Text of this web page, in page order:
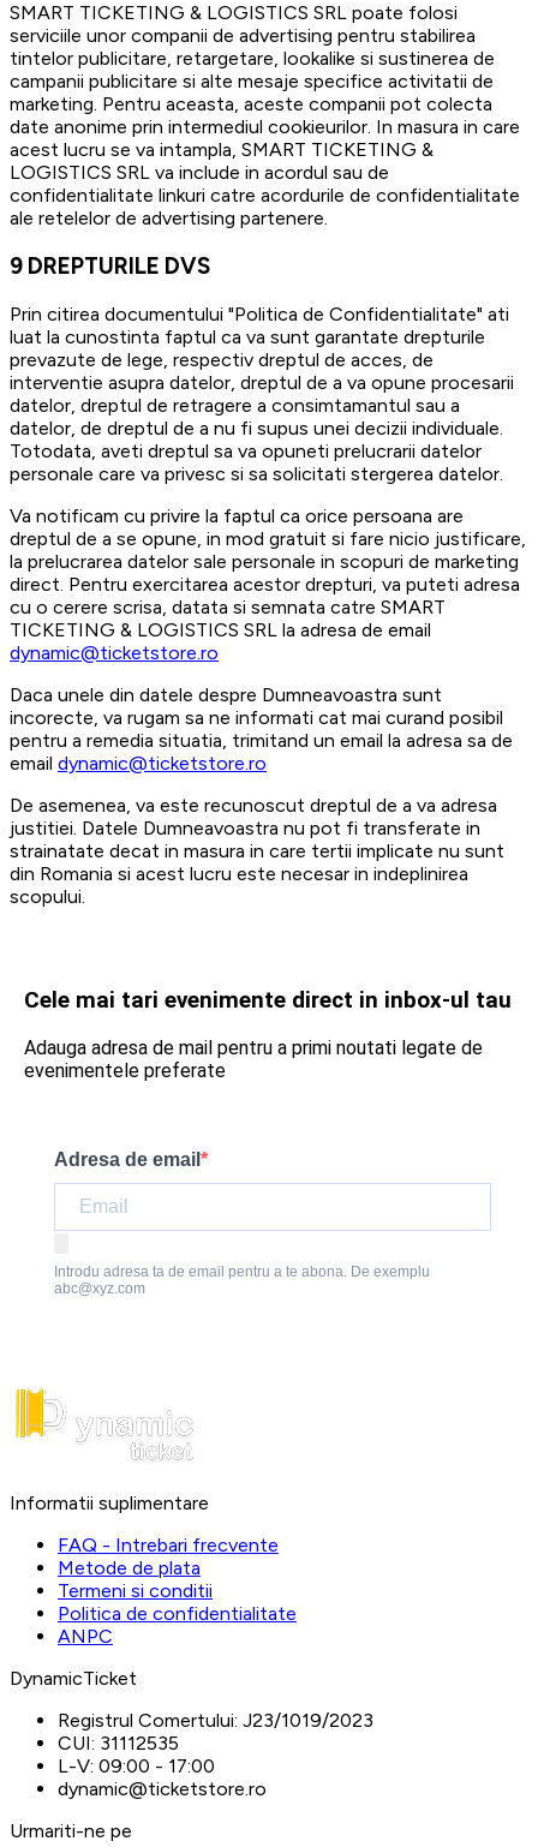
SMART TICKETING & LOGISTICS SRL poate folosi
serviciile unor companii de advertising pentru stabilirea
tintelor publicitare, retargetare, lookalike si sustinerea de
campanii publicitare si alte mesaje specifice activitatii de
marketing. Pentru aceasta, aceste companii pot colecta
date anonime prin intermediul cookieurilor. In masura in care
acest lucru se va intampla, SMART TICKETING &
LOGISTICS SRL va include in acordul sau de
confidentialitate linkuri catre acordurile de confidentialitate
ale retelelor de advertising partenere.
9 DREPTURILE DVS
Prin citirea documentului "Politica de Confidentialitate" ati
luat la cunostinta faptul ca va sunt garantate drepturile
prevazute de lege, respectiv dreptul de acces, de
interventie asupra datelor, dreptul de a va opune procesarii
datelor, dreptul de retragere a consimtamantul sau a
datelor, de dreptul de a nu fi supus unei decizii individuale.
Totodata, aveti dreptul sa va opuneti prelucrarii datelor
personale care va privesc si sa solicitati stergerea datelor.
Va notificam cu privire la faptul ca orice persoana are
dreptul de a se opune, in mod gratuit si fare nicio justificare,
la prelucrarea datelor sale personale in scopuri de marketing
direct. Pentru exercitarea acestor drepturi, va puteti adresa
cu o cerere scrisa, datata si semnata catre SMART
TICKETING & LOGISTICS SRL la adresa de email
dynamic@ticketstore.ro
Daca unele din datele despre Dumneavoastra sunt
incorecte, va rugam sa ne informati cat mai curand posibil
pentru a remedia situatia, trimitand un email la adresa sa de
email dynamic@ticketstore.ro
De asemenea, va este recunoscut dreptul de a va adresa
justitiei. Datele Dumneavoastra nu pot fi transferate in
strainatate decat in masura in care tertii implicate nu sunt
din Romania si acest lucru este necesar in indeplinirea
scopului.
Cele mai tari evenimente direct in inbox-ul tau
Adauga adresa de mail pentru a primi noutati legate de
evenimentele preferate
Adresa de email
Introdu adresa ta de email pentru a te abona. De exemplu
abc@xyz.com
Informatii suplimentare
FAQ - Intrebari frecvente
Metode de plata
Termeni si conditii
Politica de confidentialitate
ANPC
DynamicTicket
Registrul Comertului: J23/1019/2023
CUI: 31112535
L-V: 09:00 - 17:00
dynamic@ticketstore.ro
Urmariti-ne pe